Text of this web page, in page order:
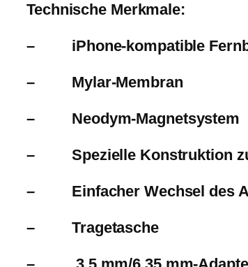
Technische Merkmale:
– iPhone-kompatible
– Mylar-Membran
– Neodym-Magnetsystem
– Spezielle Konstruktion zur
– Einfacher Wechsel des
– Tragetasche